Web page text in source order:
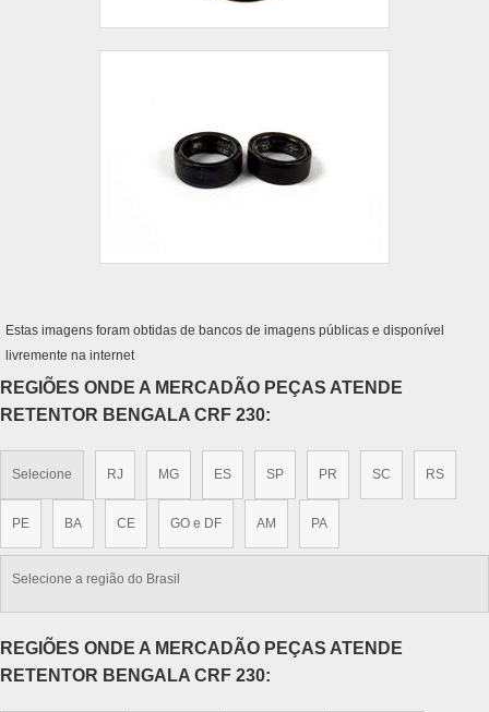
Estas imagens foram obtidas de bancos de imagens públicas e disponível
livremente na internet
REGIÕES ONDE A MERCADÃO PEÇAS ATENDE
RETENTOR BENGALA CRF 230:
Selecione RJ MG ES SP PR SC RS
PE BA CE GO e DF AM PA
Selecione a região do Brasil
REGIÕES ONDE A MERCADÃO PEÇAS ATENDE
RETENTOR BENGALA CRF 230: